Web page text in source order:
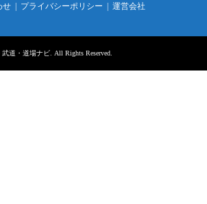
せ
プライバシーポリシー 運営会社
武道・道場ナビ . All Rights Reserved.